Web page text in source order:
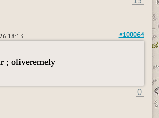
18:13 #100064
; oliveremely
0